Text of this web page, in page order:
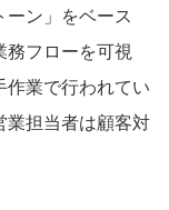
ーン」をベース
務フローを可視
作業で行われてい
業担当者は顧客対